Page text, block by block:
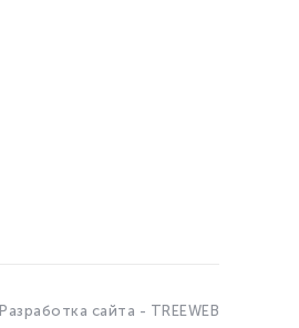
Разработка сайта - TREEWEB